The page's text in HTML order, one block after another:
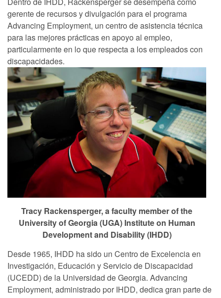
gerente de recursos y divulgación para el programa
Advancing Employment, un centro de asistencia técnica
para las mejores prácticas en apoyo al empleo,
particularmente en lo que respecta a los empleados con
discapacidades.
Tracy Rackensperger, a faculty member of the
University of Georgia (UGA) Institute on Human
Development and Disability (IHDD)
Desde 1965, IHDD ha sido un Centro de Excelencia en
Investigación, Educación y Servicio de Discapacidad
(UCEDD) de la Universidad de Georgia. Advancing
Employment, administrado por IHDD, dedica gran parte de